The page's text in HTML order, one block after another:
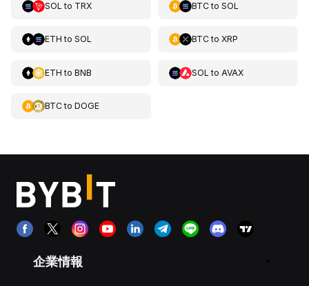
SOL to TRX BTCto SOL
ETH to SOL BTCto XRP
ETH to BNB SOL to AVAX
BTCto DOGE
企業情報